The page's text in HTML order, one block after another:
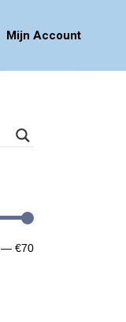
Mijn Account
MM
— €70